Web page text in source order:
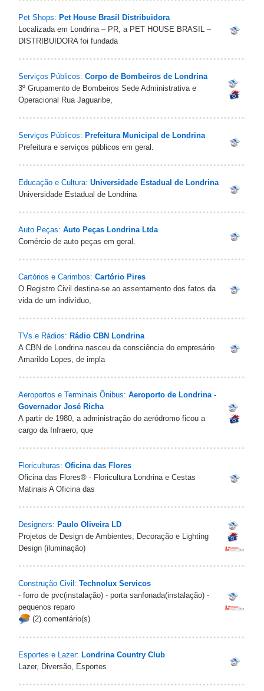
Pet Shops: Pet House Brasil Distribuidora
Localizada em Londrina – PR, a PET HOUSE BRASIL –
DISTRIBUIDORA foi fundada
Serviços Públicos: Corpo de Bombeiros de Londrina
3º Grupamento de Bombeiros Sede Administrativa e
Operacional Rua Jaguaribe,
Serviços Públicos: Prefeitura Municipal de Londrina
Prefeitura e serviços públicos em geral.
Educação e Cultura: Universidade Estadual de Londrina
Universidade Estadual de Londrina
Auto Peças: Auto Peças Londrina Ltda
Comércio de auto peças em geral.
Cartórios e Carimbos: Cartório Pires
O Registro Civil destina-se ao assentamento dos fatos da
vida de um indivíduo,
TVs e Rádios: Rádio CBN Londrina
A CBN de Londrina nasceu da consciência do empresário
Amarildo Lopes, de impla
Aeroportos e Terminais Ônibus: Aeroporto de Londrina -
Governador José Richa
A partir de 1980, a administração do aeródromo ficou a
cargo da Infraero, que
Floriculturas: Oficina das Flores
Oficina das Flores® - Floricultura Londrina e Cestas
Matinais A Oficina das
Designers: Paulo Oliveira LD
Projetos de Design de Ambientes, Decoração e Lighting
Design (iluminação)
Construção Civil: Technolux Servicos
- forro de pvc(instalação) - porta sanfonada(instalação) -
pequenos reparo
(2) comentário(s)
Esportes e Lazer: Londrina Country Club
Lazer, Diversão, Esportes